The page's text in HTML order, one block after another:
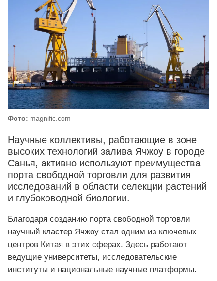
Фото: magnific.com
Научные коллективы, работающие в зоне
высоких технологий залива Ячжоу в городе
Санья, активно используют преимущества
порта свободной торговли для развития
исследований в области селекции растений
и глубоководной биологии.
Благодаря созданию порта свободной торговли
научный кластер Ячжоу стал одним из ключевых
центров Китая в этих сферах. Здесь работают
ведущие университеты, исследовательские
институты и национальные научные платформы.